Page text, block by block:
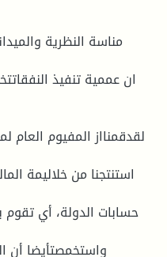
مناسة النظرية
ان عممية تنفيذ
لقدقمنااز المفيوم العام
استنتجنا من خلاليمة
حسابات الدولة، أي
واستخمصتأيضا أن